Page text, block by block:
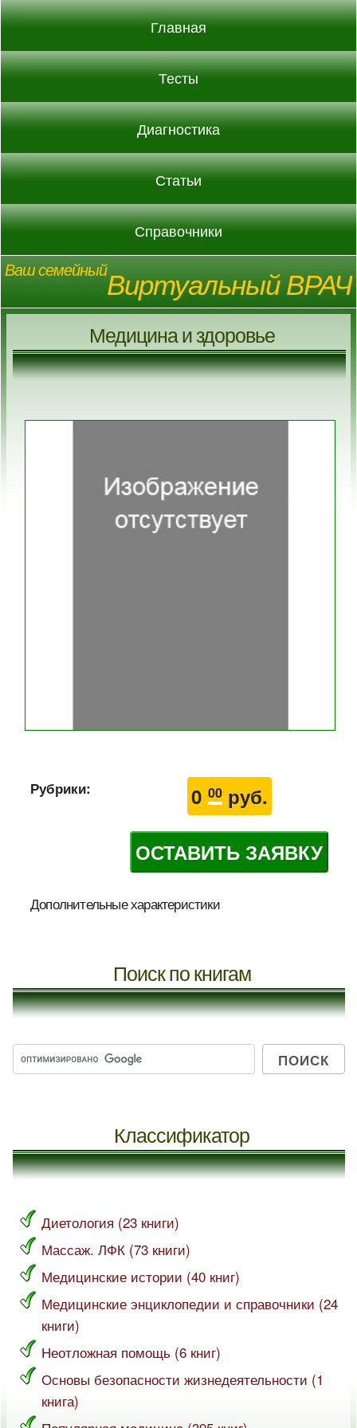
Главная
Тесты
Диагностика
Статьи
Справочники
Ваш семейныйВиртуальный ВРАЧ
Медицина и здоровье
0 00руб.
ОСТАВИТЬ ЗАЯВКУ
Рубрики:
Дополнительные характеристики
Поиск по книгам
Классификатор
Диетология (23 книги)
Массаж. ЛФК (73 книги)
Медицинские истории (40 книг)
Медицинские энциклопедии и справочники (24
книги)
Неотложная помощь (6 книг)
Основы безопасности жизнедеятельности (1
книга)